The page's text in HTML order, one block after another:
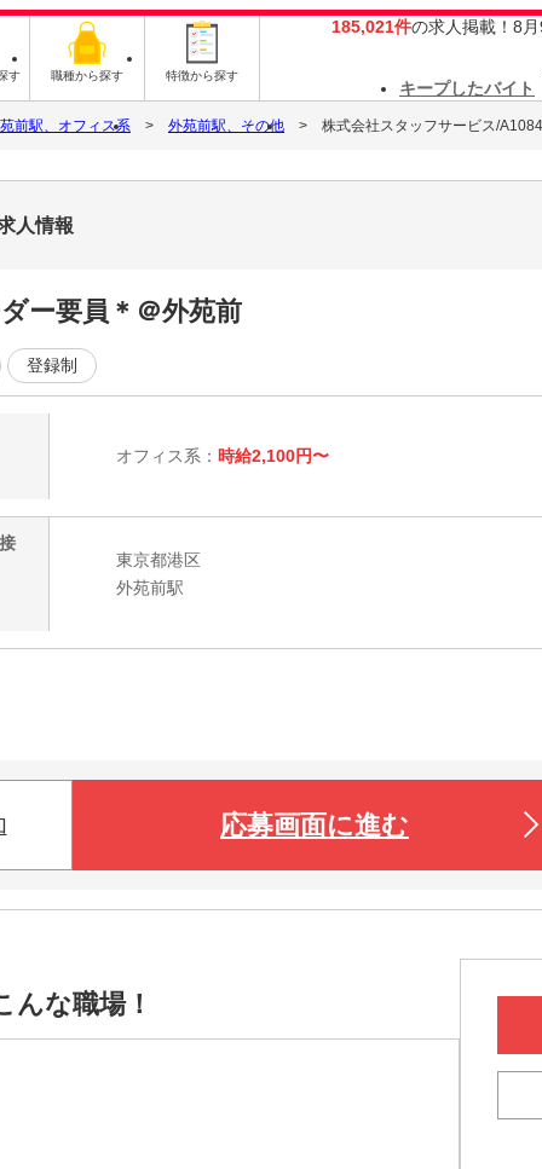
す 職種から探す 特徴から探す
185,021件の求人掲載！8
キープしたバイト
前駅、オフィス系 外苑前駅、その他 株式会社スタッフサービス/
人情報
ー要員＊＠外苑前
登録制
オフィス系： 時給2,100円〜
東京都港区
外苑前駅
応募画面に進む
な職場！